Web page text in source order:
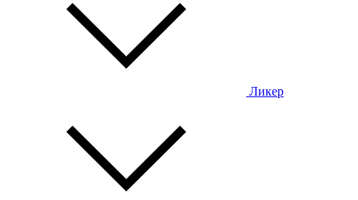
Ликер